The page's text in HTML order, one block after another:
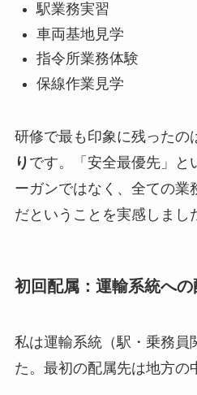
駅業務実習
車両基地見学
指令所業務体験
保線作業見学
研修で最も印象に残ったの
り です。「安全最優先」と
ーガンではなく、全ての業
だということを実感しまし
初回配属：運輸系統への
私は運輸系統（駅・乗務員
た。最初の配属先は地方の